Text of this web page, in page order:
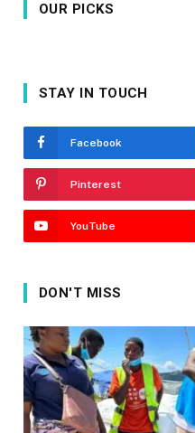
OUR PICKS
STAY IN TOUCH
Facebook
Pinterest
YouTube
DON'T MISS